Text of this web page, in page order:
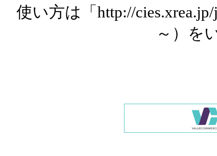
使い方は「http://
～）を